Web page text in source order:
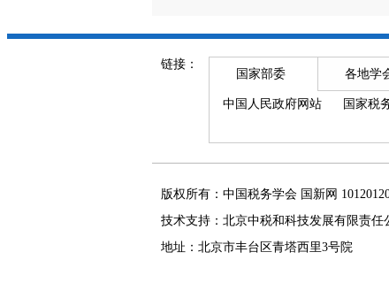
链接：
国家部委 各地学
中国人民政府网站 国家税
版权所有：中国税务学会 国新网
技术支持：北京中税和科技发展有限责任
地址：北京市丰台区青塔西里3号院